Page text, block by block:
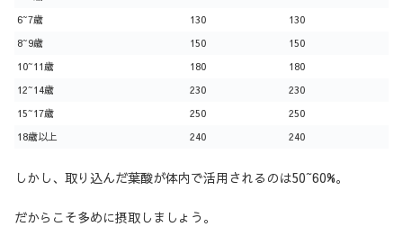
6~7歳
130
130
8~9歳
150
150
10~11歳
180
180
12~14歳
230
230
15~17歳
250
250
18歳以上
240 240
しかし、取り込んだ葉酸が体内で活用されるのは50~60%。
だからこそ多めに摂取しましょう。